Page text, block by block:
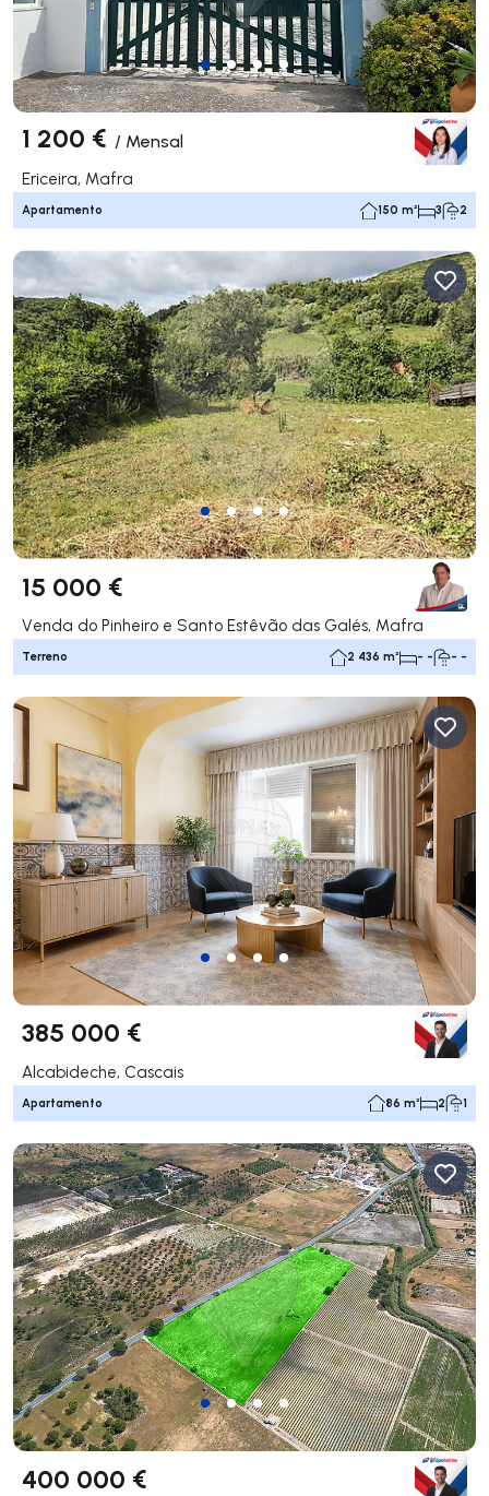
1 200 € / Mensal
Ericeira, Mafra
Apartamento 150 m² 3 2
15 000 €
Venda do Pinheiro e Santo Estêvão das Galés, Mafra
Terreno 2 436 m² - - - -
385 000 €
Alcabideche, Cascais
Apartamento 86 m² 2 1
400 000 €